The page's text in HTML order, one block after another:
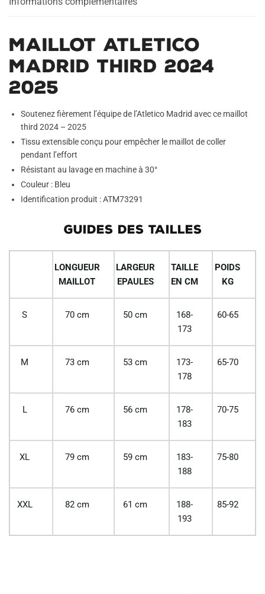
Maillot Atletico
Madrid Third 2024
2025
Soutenez fièrement l’équipe de l’Atletico Madrid avec ce maillot
third 2024 – 2025
Tissu extensible conçu pour empêcher le maillot de coller
pendant l’effort
Résistant au lavage en machine à 30°
Couleur : Bleu
Identification produit : ATM73291
GUIDES DES TAILLES
LONGUEUR
MAILLOT
LARGEUR
EPAULES
TAILLE
EN CM
POIDS
KG
S 70 cm 50 cm
168-
173
60-65
M 73 cm 53 cm
173-
178
65-70
L 76 cm 56 cm
178-
183
70-75
XL 79 cm 59 cm
183-
188
75-80
XXL 82 cm 61 cm
188-
193
85-92